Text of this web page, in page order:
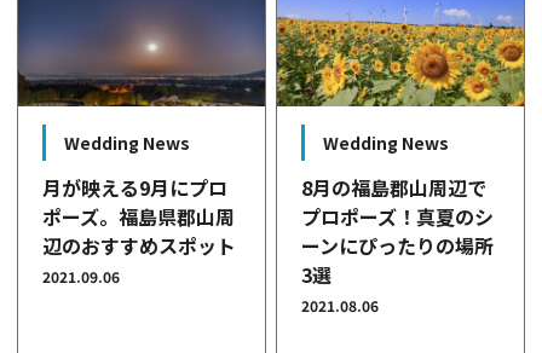
Wedding News
月が映える9月にプロ
ポーズ。福島県郡山周
辺のおすすめスポット
2021.09.06
Wedding News
8月の福島郡山周辺で
プロポーズ！真夏のシ
ーンにぴったりの場所
3選
2021.08.06